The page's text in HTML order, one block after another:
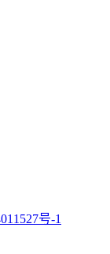
号-1